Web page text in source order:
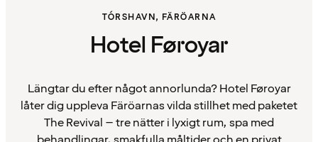
TÓRSHAVN, FÄRÖARNA
Hotel Føroyar
Längtar du efter något annorlunda? Hotel Føroyar
låter dig uppleva Färöarnas vilda stillhet med paketet
The Revival – tre nätter i lyxigt rum, spa med